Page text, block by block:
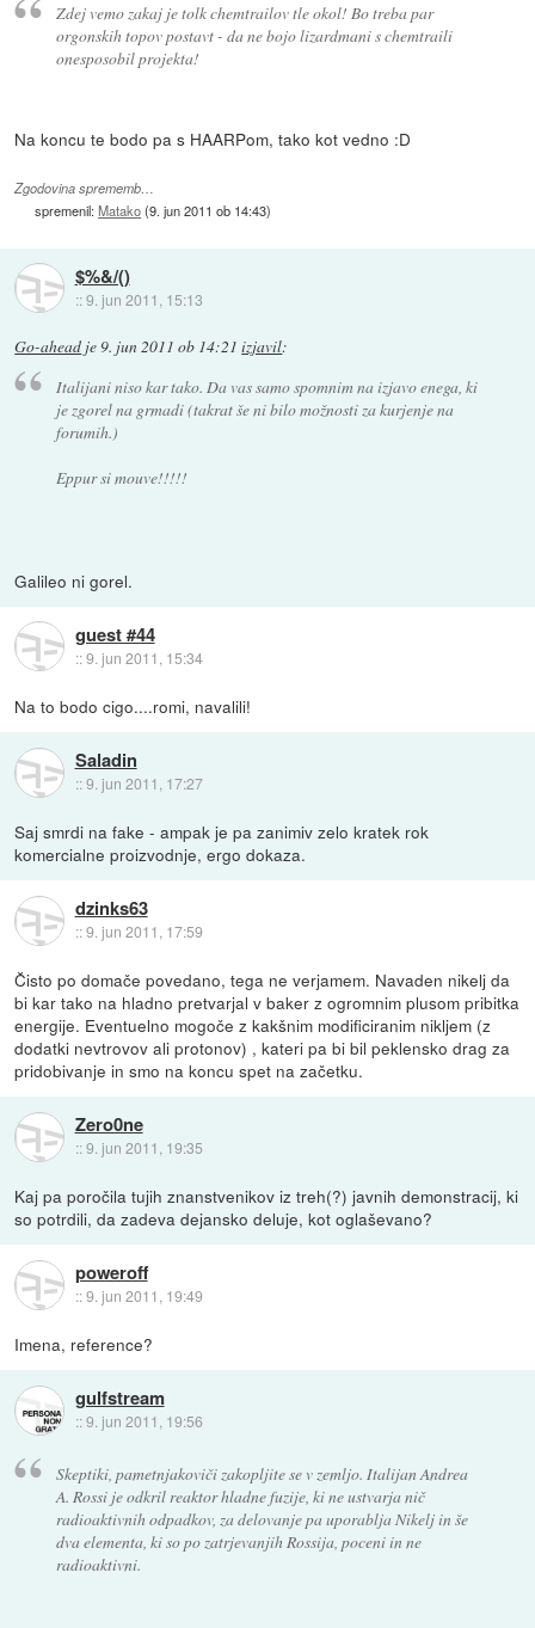
Zdej vemo zakaj je tolk chemtrailov tle okol! Bo treba par
orgonskih topov postavt - da ne bojo lizardmani s chemtraili
onesposobil projekta!
Na koncu te bodo pa s HAARPom, tako kot vedno :D
Zgodovina sprememb…
spremenil:Matako(9. jun 2011 ob 14:43)
$%&/()
::9. jun 2011, 15:13
Go-ahead je9. jun 2011 ob 14:21 izjavil:
Italijani niso kar tako. Da vas samo spomnim na izjavo enega, ki
je zgorel na grmadi (takrat še ni bilo možnosti za kurjenje na
forumih.)
Eppur si mouve!!!!!
Galileo ni gorel.
guest #44
::9. jun 2011, 15:34
Na to bodo cigo....romi, navalili!
Saladin
::9. jun 2011, 17:27
Saj smrdi na fake - ampak je pa zanimiv zelo kratek rok
komercialne proizvodnje, ergo dokaza.
dzinks63
::9. jun 2011, 17:59
Čisto po domače povedano, tega ne verjamem. Navaden nikelj da
bi kar tako na hladno pretvarjal v baker z ogromnim plusom pribitka
energije. Eventuelno mogoče z kakšnim modificiranim nikljem (z
dodatki nevtrovov ali protonov) , kateri pa bi bil peklensko drag za
pridobivanje in smo na koncu spet na začetku.
Zero0ne
::9. jun 2011, 19:35
Kaj pa poročila tujih znanstvenikov iz treh(?) javnih demonstracij, ki
so potrdili, da zadeva dejansko deluje, kot oglaševano?
poweroff
::9. jun 2011, 19:49
Imena, reference?
gulfstream
::9. jun 2011, 19:56
Skeptiki, pametnjakoviči zakopljite se v zemljo. Italijan Andrea
A. Rossi je odkril reaktor hladne fuzije, ki ne ustvarja nič
radioaktivnih odpadkov, za delovanje pa uporablja Nikelj in še
dva elementa, ki so po zatrjevanjih Rossija, poceni in ne
radioaktivni.